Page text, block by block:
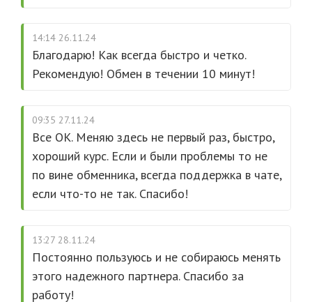
14:14 26.11.24
Благодарю! Как всегда быстро и четко.
Рекомендую! Обмен в течении 10 минут!
09:35 27.11.24
Все ОК. Меняю здесь не первый раз, быстро,
хороший курс. Если и были проблемы то не
по вине обменника, всегда поддержка в чате,
если что-то не так. Спасибо!
13:27 28.11.24
Постоянно пользуюсь и не собираюсь менять
этого надежного партнера. Спасибо за
работу!